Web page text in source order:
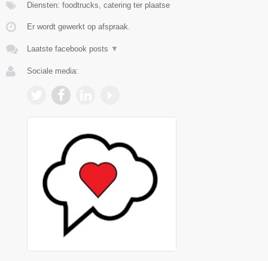
Diensten: foodtrucks, catering ter plaatse
Er wordt gewerkt op afspraak.
Laatste facebook posts ▼
Sociale media: